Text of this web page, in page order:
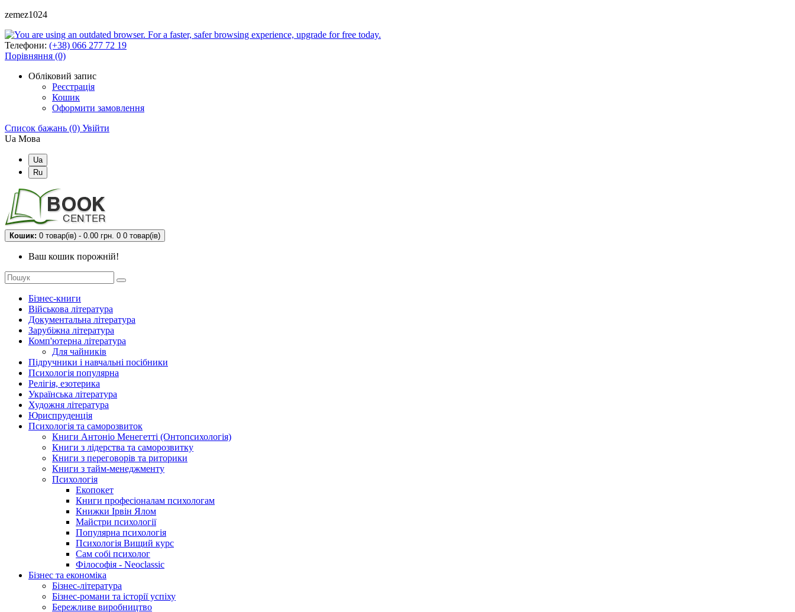
zemez1024
Телефони: (+38) 066 277 72 19
Порівняння (0)
Обліковий запис
Реєстрація
Кошик
Оформити замовлення
Список бажань (0) Увійти
Ua Мова
Ua
Ru
Кошик: 0 товар(ів) - 0.00 грн. 0 0 товар(ів)
Ваш кошик порожній!
Бізнес-книги
Військова література
Документальна література
Зарубіжна література
Комп'ютерна література
Для чайників
Підручники і навчальні посібники
Психологія популярна
Релігія, езотерика
Українська література
Художня література
Юриспруденція
Психологія та саморозвиток
Книги Антоніо Менегетті (Онтопсихологія)
Книги з лідерства та саморозвитку
Книги з переговорів та риторики
Книги з тайм-менеджменту
Психологія
Екопокет
Книги професіоналам психологам
Книжки Ірвін Ялом
Майстри психології
Популярна психологія
Психологія Вищий курс
Сам собі психолог
Філософія - Neoclassic
Бізнес та економіка
Бізнес-література
Бізнес-романи та історії успіху
Бережливе виробництво